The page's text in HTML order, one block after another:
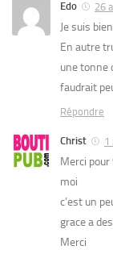
Edo 26
Je suis
En autre
une tonne
faudrait
Répondre
Christ 1
Merci
moi
c’est un
grace a
Merci